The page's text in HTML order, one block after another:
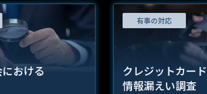
おける
有事の対応
クレジットカード
情報漏えい調査